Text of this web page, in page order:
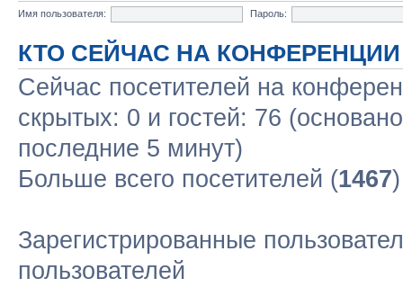
Имя пользователя:
Пароль:
КТО СЕЙЧАС НА КОНФЕРЕНЦИИ
Сейчас посетителей на
скрытых: 0 и гостей: 76
последние 5 минут)
Больше всего посетителей (1467
Зарегистрированные
пользователей